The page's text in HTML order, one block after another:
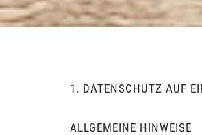
1. DATENSCHUTZ AUF
ALLGEMEINE HINWEISE